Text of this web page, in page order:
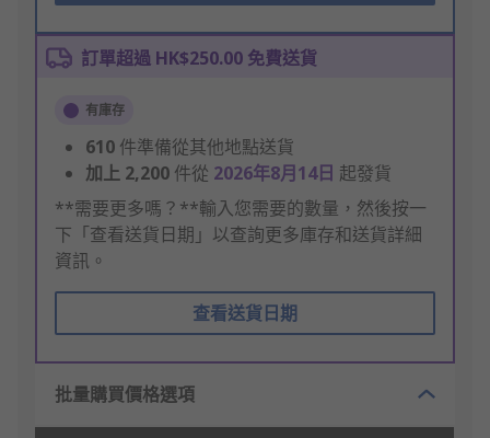
訂單超過 HK$250.00 免費送貨
有庫存
610 件準備從其他地點送貨
加上 2,200 件從 2026年8月14日 起發貨
**需要更多嗎？**輸入您需要的數量，然後按一
下「查看送貨日期」以查詢更多庫存和送貨詳細
資訊。
查看送貨日期
批量購買價格選項